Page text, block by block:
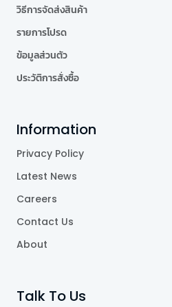
วิธีการจัดส่งสินค้า
รายการโปรด
ข้อมูลส่วนตัว
ประวัติการสั่งซื้อ
Information
Privacy Policy
Latest News
Careers
Contact Us
About
Talk To Us